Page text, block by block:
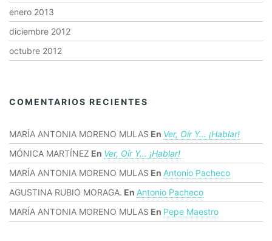
enero 2013
diciembre 2012
octubre 2012
COMENTARIOS RECIENTES
MARÍA ANTONIA MORENO MULAS En Ver, Oír Y… ¡hablar!
MÓNICA MARTÍNEZ En Ver, Oír Y… ¡hablar!
MARÍA ANTONIA MORENO MULAS En Antonio Pacheco
AGUSTINA RUBIO MORAGA. En Antonio Pacheco
MARÍA ANTONIA MORENO MULAS En Pepe Maestro